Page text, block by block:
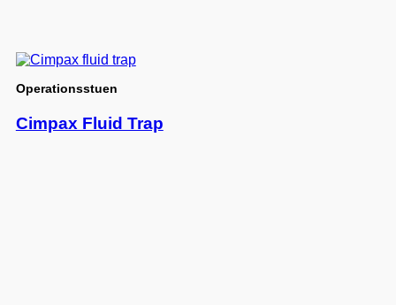
Operationsstuen
Cimpax Fluid Trap